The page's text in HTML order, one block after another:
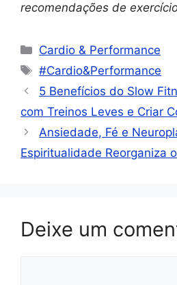
recomendações de
Cardio & Performance
#Cardio&Performance
5 Benefícios do Slow
com Treinos Leves e Criar
Ansiedade, Fé e
Espiritualidade Reorganiza
Deixe um